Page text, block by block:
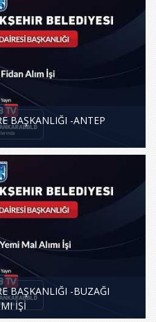
BAŞKANLIĞI -ANTEP
BAŞKANLIĞI -BUZAĞI
İŞİ